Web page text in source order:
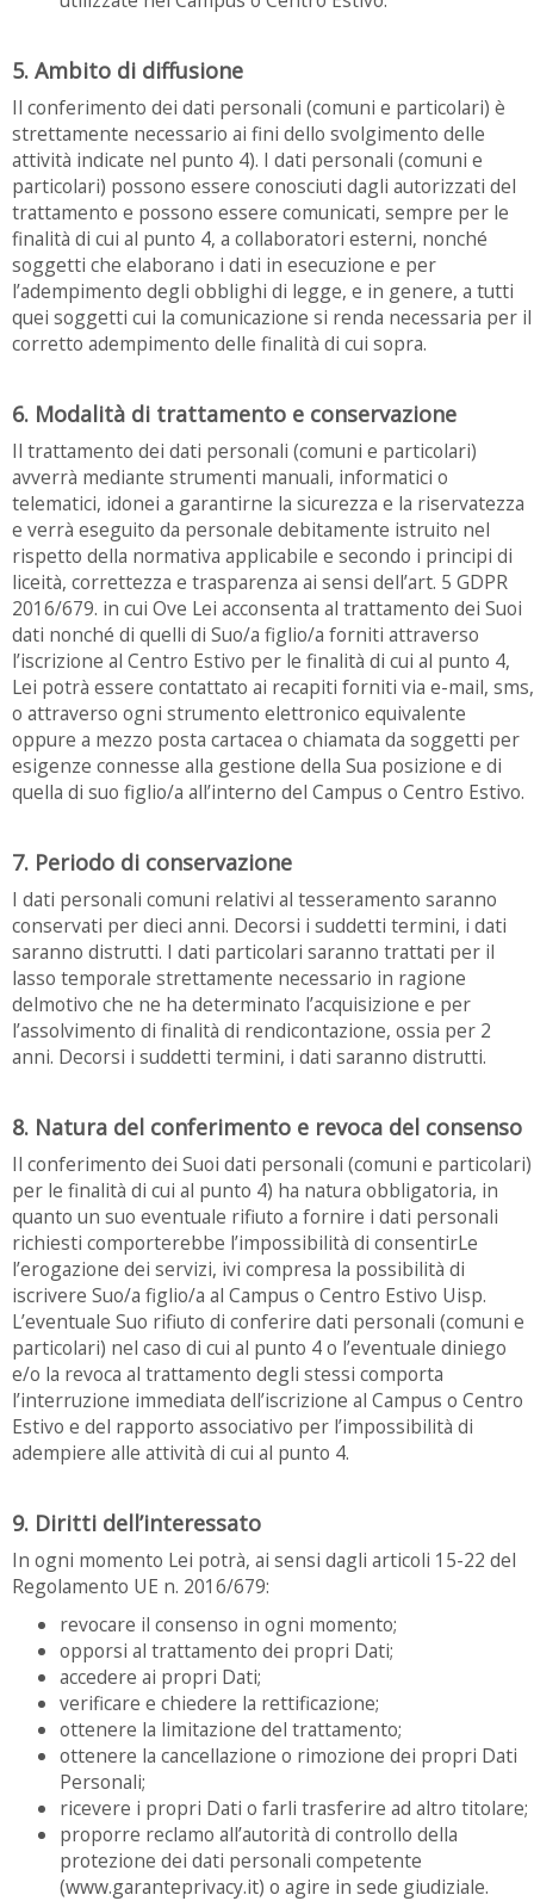
5. Ambito di diffusione
Il conferimento dei dati personali (comuni e particolari) è
strettamente necessario ai fini dello svolgimento delle
attività indicate nel punto 4). I dati personali (comuni e
particolari) possono essere conosciuti dagli autorizzati del
trattamento e possono essere comunicati, sempre per le
finalità di cui al punto 4, a collaboratori esterni, nonché
soggetti che elaborano i dati in esecuzione e per
l’adempimento degli obblighi di legge, e in genere, a tutti
quei soggetti cui la comunicazione si renda necessaria per il
corretto adempimento delle finalità di cui sopra.
6. Modalità di trattamento e conservazione
Il trattamento dei dati personali (comuni e particolari)
avverrà mediante strumenti manuali, informatici o
telematici, idonei a garantirne la sicurezza e la riservatezza
e verrà eseguito da personale debitamente istruito nel
rispetto della normativa applicabile e secondo i principi di
liceità, correttezza e trasparenza ai sensi dell’art. 5 GDPR
2016/679. in cui Ove Lei acconsenta al trattamento dei Suoi
dati nonché di quelli di Suo/a figlio/a forniti attraverso
l’iscrizione al Centro Estivo per le finalità di cui al punto 4,
Lei potrà essere contattato ai recapiti forniti via e-mail, sms,
o attraverso ogni strumento elettronico equivalente
oppure a mezzo posta cartacea o chiamata da soggetti per
esigenze connesse alla gestione della Sua posizione e di
quella di suo figlio/a all’interno del Campus o Centro Estivo.
7. Periodo di conservazione
I dati personali comuni relativi al tesseramento saranno
conservati per dieci anni. Decorsi i suddetti termini, i dati
saranno distrutti. I dati particolari saranno trattati per il
lasso temporale strettamente necessario in ragione
delmotivo che ne ha determinato l’acquisizione e per
l’assolvimento di finalità di rendicontazione, ossia per 2
anni. Decorsi i suddetti termini, i dati saranno distrutti.
8. Natura del conferimento e revoca del consenso
Il conferimento dei Suoi dati personali (comuni e particolari)
per le finalità di cui al punto 4) ha natura obbligatoria, in
quanto un suo eventuale rifiuto a fornire i dati personali
richiesti comporterebbe l’impossibilità di consentirLe
l’erogazione dei servizi, ivi compresa la possibilità di
iscrivere Suo/a figlio/a al Campus o Centro Estivo Uisp.
L’eventuale Suo rifiuto di conferire dati personali (comuni e
particolari) nel caso di cui al punto 4 o l’eventuale diniego
e/o la revoca al trattamento degli stessi comporta
l’interruzione immediata dell’iscrizione al Campus o Centro
Estivo e del rapporto associativo per l’impossibilità di
adempiere alle attività di cui al punto 4.
9. Diritti dell’interessato
In ogni momento Lei potrà, ai sensi dagli articoli 15-22 del
Regolamento UE n. 2016/679:
revocare il consenso in ogni momento;
opporsi al trattamento dei propri Dati;
accedere ai propri Dati;
verificare e chiedere la rettificazione;
ottenere la limitazione del trattamento;
ottenere la cancellazione o rimozione dei propri Dati
Personali;
ricevere i propri Dati o farli trasferire ad altro titolare;
proporre reclamo all’autorità di controllo della
protezione dei dati personali competente
(www.garanteprivacy.it) o agire in sede giudiziale.